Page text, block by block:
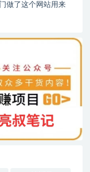
做了这个网站用来